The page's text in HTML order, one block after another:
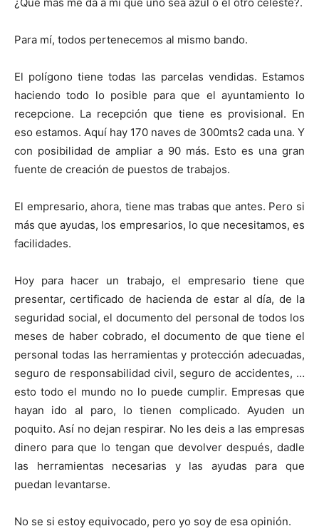
Para mí, todos pertenecemos al mismo bando.
El polígono tiene todas las parcelas vendidas. Estamos
haciendo todo lo posible para que el ayuntamiento lo
recepcione. La recepción que tiene es provisional. En
eso estamos. Aquí hay 170 naves de 300mts2 cada una. Y
con posibilidad de ampliar a 90 más. Esto es una gran
fuente de creación de puestos de trabajos.
El empresario, ahora, tiene mas trabas que antes. Pero si
más que ayudas, los empresarios, lo que necesitamos, es
facilidades.
Hoy para hacer un trabajo, el empresario tiene que
presentar, certificado de hacienda de estar al día, de la
seguridad social, el documento del personal de todos los
meses de haber cobrado, el documento de que tiene el
personal todas las herramientas y protección adecuadas,
seguro de responsabilidad civil, seguro de accidentes, …
esto todo el mundo no lo puede cumplir. Empresas que
hayan ido al paro, lo tienen complicado. Ayuden un
poquito. Así no dejan respirar. No les deis a las empresas
dinero para que lo tengan que devolver después, dadle
las herramientas necesarias y las ayudas para que
puedan levantarse.
No se si estoy equivocado, pero yo soy de esa opinión.